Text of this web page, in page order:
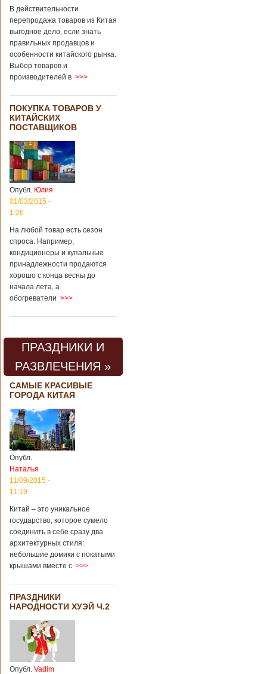
В действительности
перепродажа товаров из Китая
выгодное дело, если знать
правильных продавцов и
особенности китайского рынка.
Выбор товаров и
производителей в >>>
ПОКУПКА ТОВАРОВ У
КИТАЙСКИХ
ПОСТАВЩИКОВ
Опубл. Юлия
01/03/2015 -
1:26
На любой товар есть сезон
спроса. Например,
кондиционеры и купальные
принадлежности продаются
хорошо с конца весны до
начала лета, а
обогреватели >>>
ПРАЗДНИКИ И
РАЗВЛЕЧЕНИЯ »
САМЫЕ КРАСИВЫЕ
ГОРОДА КИТАЯ
Опубл.
Наталья
11/09/2015 -
11:19
Китай – это уникальное
государство, которое сумело
соединить в себе сразу два
архитектурных стиля:
небольшие домики с покатыми
крышами вместе с >>>
ПРАЗДНИКИ
НАРОДНОСТИ ХУЭЙ Ч.2
Опубл. Vadim